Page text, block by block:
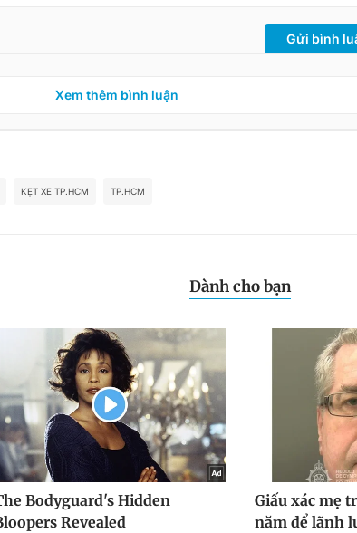
Gửi bình
Xem thêm bình luận
KẸT XE TP.HCM TP.HCM